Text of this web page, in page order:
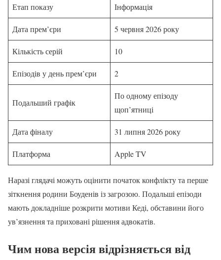
Етап показу Інформація
Дата прем’єри 5 червня 2026 року
Кількість серій 10
Епізодів у день прем’єри 2
Подальший графік
По одному епізоду
щоп’ятниці
Дата фіналу 31 липня 2026 року
Платформа Apple TV
Наразі глядачі можуть оцінити початок конфлікту та перше
зіткнення родини Боуденів із загрозою. Подальші епізоди
мають докладніше розкрити мотиви Кеді, обставини його
ув’язнення та приховані рішення адвокатів.
Чим нова версія відрізняється від